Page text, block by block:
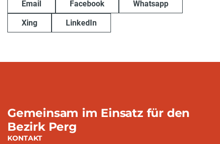
Email Facebook Whatsapp
Xing LinkedIn
Gemeinsam im Einsatz für den
Bezirk Perg
KONTAKT